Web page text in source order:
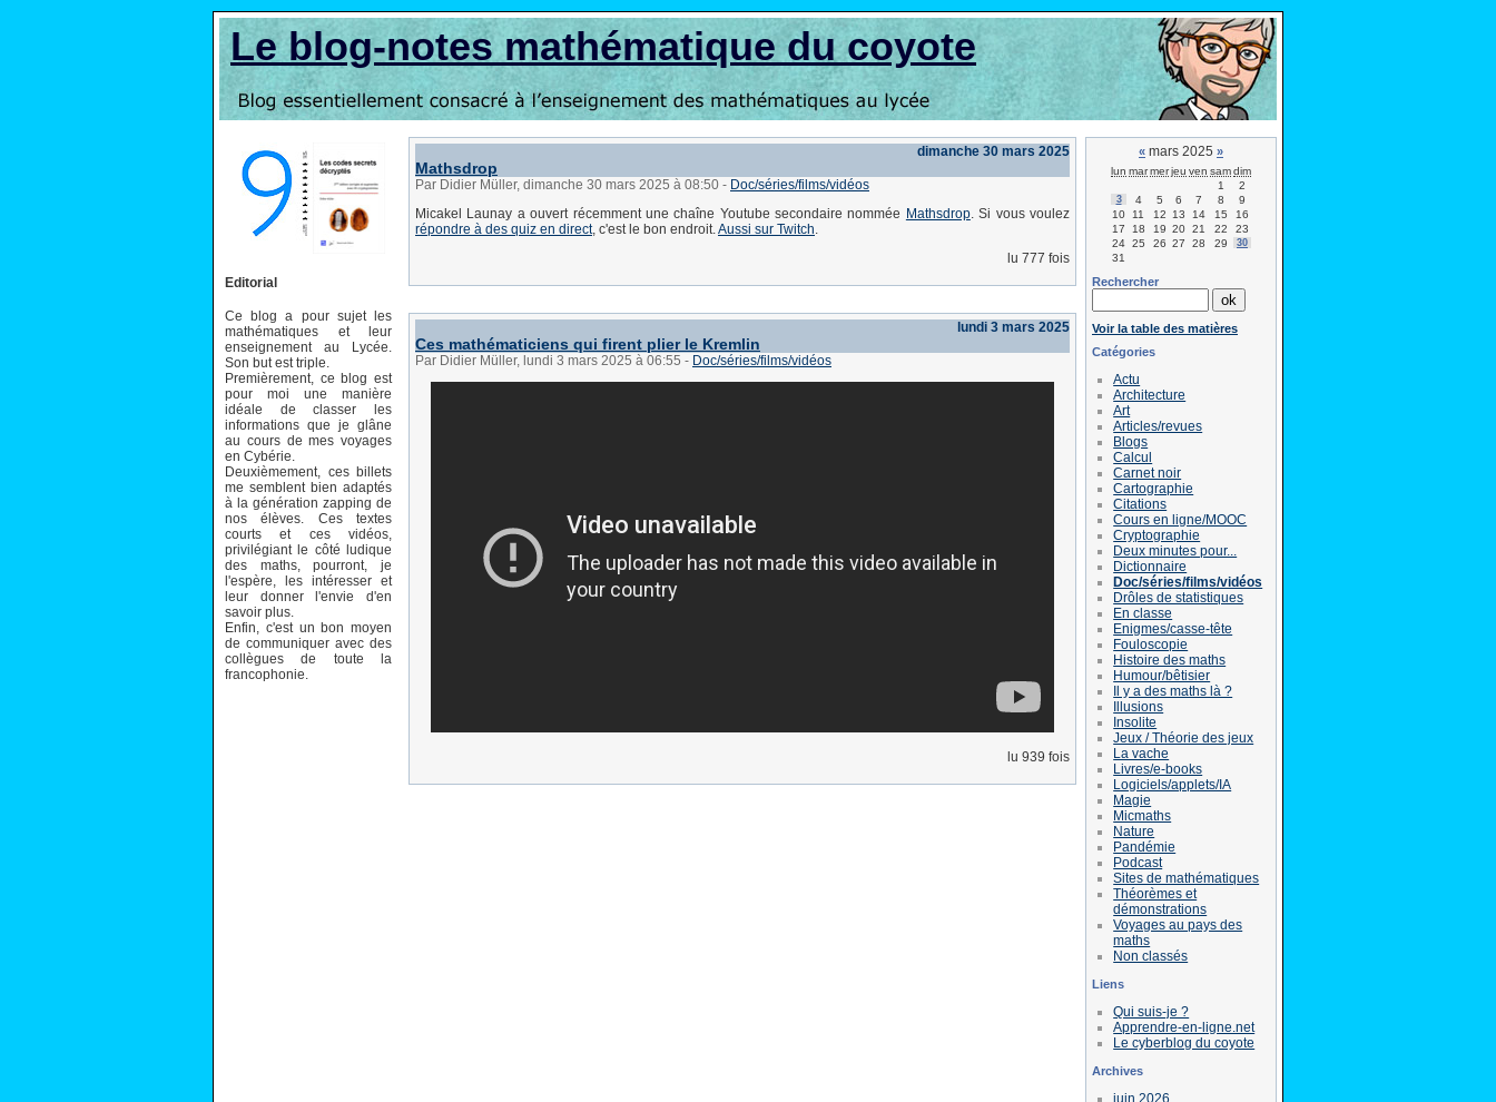
Le blog-notes mathématique du coyote
Editorial
Ce blog a pour sujet les
mathématiques et leur
enseignement au Lycée.
Son but est triple.
Premièrement, ce blog est
pour moi une manière
idéale de classer les
informations que je glâne
au cours de mes voyages
en Cybérie.
Deuxièmement, ces billets
me semblent bien adaptés
à la génération zapping de
nos élèves. Ces textes
courts et ces vidéos,
privilégiant le côté ludique
des maths, pourront, je
l'espère, les intéresser et
leur donner l'envie d'en
savoir plus.
Enfin, c'est un bon moyen
de communiquer avec des
collègues de toute la
francophonie.
dimanche 30 mars 2025
Mathsdrop
Par Didier Müller, dimanche 30 mars 2025 à 08:50 - Doc/séries/films/vidéos
Micakel Launay a ouvert récemment une chaîne Youtube secondaire nommée Mathsdrop. Si vous voulez
répondre à des quiz en direct, c'est le bon endroit.Aussi sur Twitch.
lu 777 fois
lundi 3 mars 2025
Ces mathématiciens qui firent plier le Kremlin
Par Didier Müller, lundi 3 mars 2025 à 06:55 - Doc/séries/films/vidéos
lu 939 fois
« mars 2025 »
lun marmerjeu ven samdim
1
2
3 4 5 6 7 8
9
10
11 12 13 14 15
16
17
18 19 20 21 22
23
24 25 26 27 28 29 30
31
Rechercher
Voir la table des matières
Catégories
Actu
Architecture
Art
Articles/revues
Blogs
Calcul
Carnet noir
Cartographie
Citations
Cours en ligne/MOOC
Cryptographie
Deux minutes pour...
Dictionnaire
Doc/séries/films/vidéos
Drôles de statistiques
En classe
Enigmes/casse-tête
Fouloscopie
Histoire des maths
Humour/bêtisier
Il y a des maths là ?
Illusions
Insolite
Jeux / Théorie des jeux
La vache
Livres/e-books
Logiciels/applets/IA
Magie
Micmaths
Nature
Pandémie
Podcast
Sites de mathématiques
Théorèmes et
démonstrations
Voyages au pays des
maths
Non classés
Liens
Qui suis-je ?
Apprendre-en-ligne.net
Le cyberblog du coyote
Archives
juin 2026